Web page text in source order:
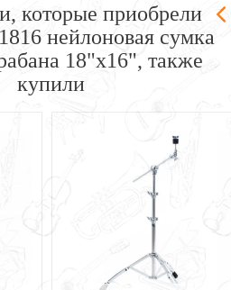
которые приобрели
нейлоновая сумка
18"х16", также
купили